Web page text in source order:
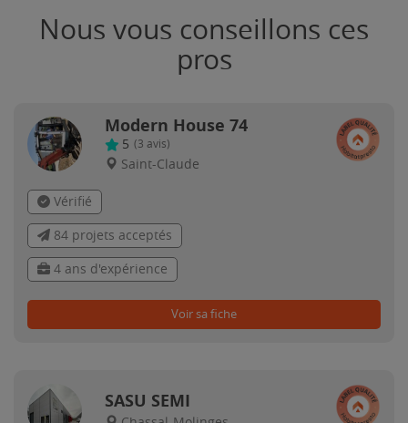
Nous vous conseillons ces
pros
Modern House 74
5 (3 avis)
Saint-Claude
Vérifié
84 projets acceptés
4 ans d'expérience
Voir sa fiche
SASU SEMI